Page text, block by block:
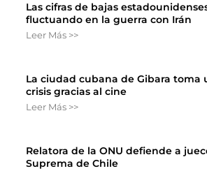
Las cifras de bajas
fluctuando en la guerra con Irán
Leer Más >>
La ciudad cubana de Gibara toma
crisis gracias al cine
Leer Más >>
Relatora de la ONU defiende a
Suprema de Chile